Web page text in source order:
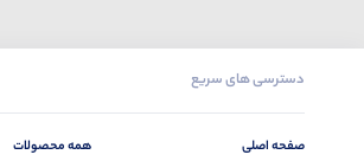
دسترسی های سریع
صفحه اصلی همه محصولات